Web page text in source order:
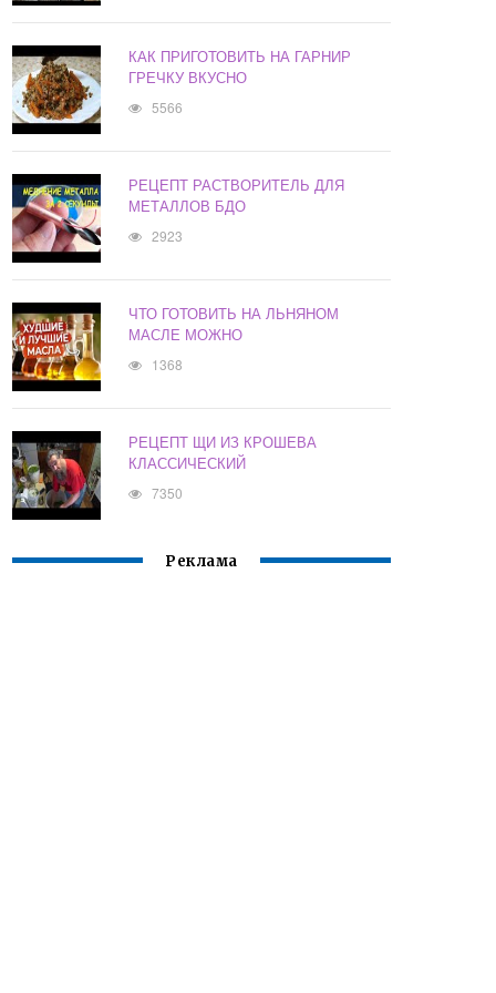
КАК ПРИГОТОВИТЬ НА ГАРНИР
ГРЕЧКУ ВКУСНО
5566
РЕЦЕПТ РАСТВОРИТЕЛЬ ДЛЯ
МЕТАЛЛОВ БДО
2923
ЧТО ГОТОВИТЬ НА ЛЬНЯНОМ
МАСЛЕ МОЖНО
1368
РЕЦЕПТ ЩИ ИЗ КРОШЕВА
КЛАССИЧЕСКИЙ
7350
Реклама